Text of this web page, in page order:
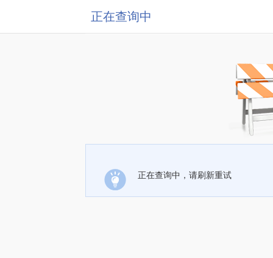
正在查询中
正在查询中，请刷新重试